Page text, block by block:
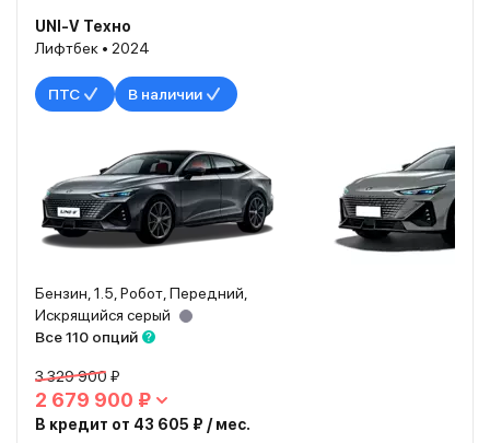
UNI-V Техно
Лифтбек • 2024
ПТС В наличии
Бензин, 1.5, Робот, Передний,
Искрящийся серый
Все 110 опций
3 329 900 ₽
2 679 900 ₽
В кредит от 43 605 ₽ / мес.